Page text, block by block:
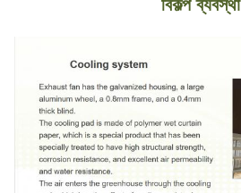
বিকল্প ব্যবস্থা